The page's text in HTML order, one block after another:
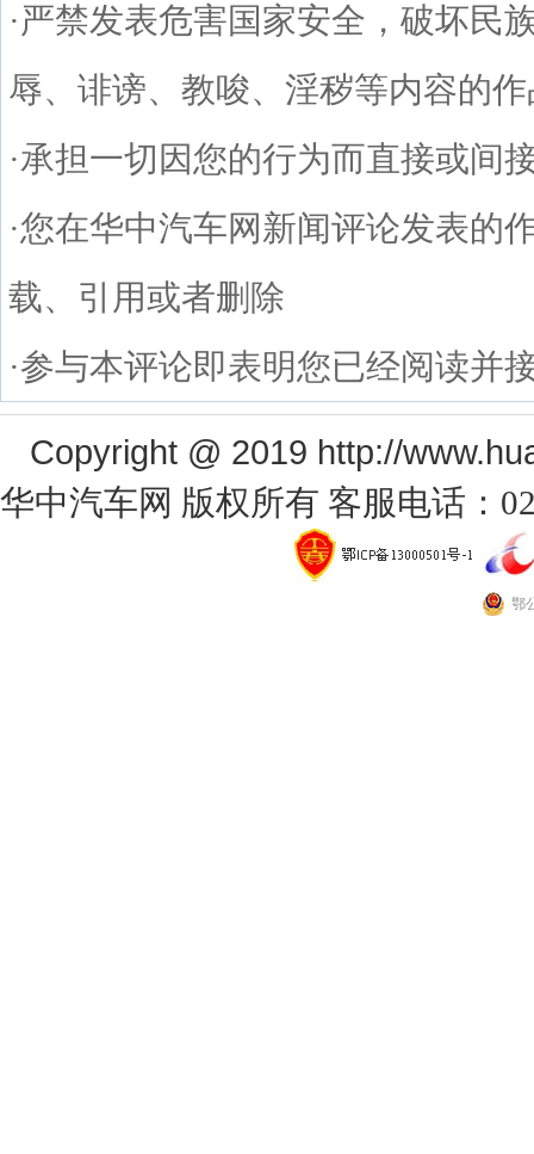
·严禁发表危害国家安全，破坏民
辱、诽谤、教唆、淫秽等内容的
·承担一切因您的行为而直接或间
·您在华中汽车网新闻评论发表的
载、引用或者删除
·参与本评论即表明您已经阅读并
Copyright @ 2019 http://
华中汽车网 版权所有 客服电话：
鄂